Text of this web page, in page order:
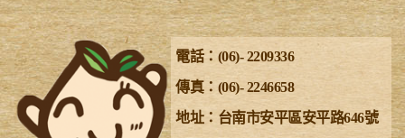
電話：(06)- 2209336
傳真：(06)- 2246658
地址：台南市安平區安平路646號